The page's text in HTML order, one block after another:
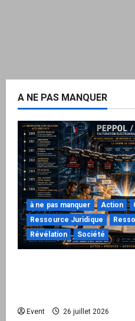
A NE PAS MANQUER
à ne pas manquer Action
Ressource Juridique
Révélation
Société
Event 26 juillet 2026